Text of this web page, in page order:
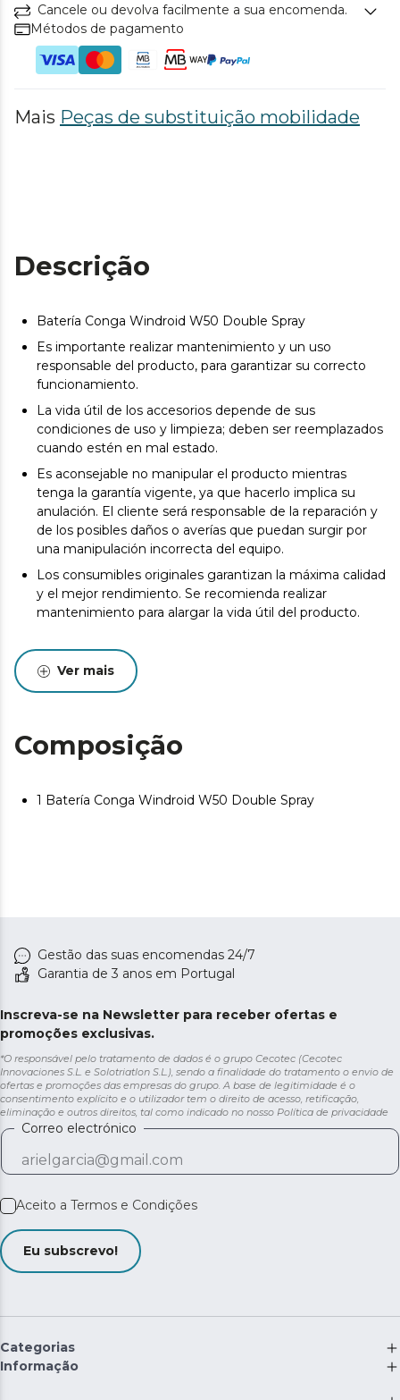
Cancele ou devolva facilmente a sua encomenda.
Métodos de pagamento
Mais Peças de substituição mobilidade
Descrição
Batería Conga Windroid W50 Double Spray
Es importante realizar mantenimiento y un uso
responsable del producto, para garantizar su correcto
funcionamiento.
La vida útil de los accesorios depende de sus
condiciones de uso y limpieza; deben ser reemplazados
cuando estén en mal estado.
Es aconsejable no manipular el producto mientras
tenga la garantía vigente, ya que hacerlo implica su
anulación. El cliente será responsable de la reparación y
de los posibles daños o averías que puedan surgir por
una manipulación incorrecta del equipo.
Los consumibles originales garantizan la máxima calidad
y el mejor rendimiento. Se recomienda realizar
mantenimiento para alargar la vida útil del producto.
Ver mais
Composição
1 Batería Conga Windroid W50 Double Spray
Gestão das suas encomendas 24/7
Garantia de 3 anos em Portugal
Inscreva-se na Newsletter para receber ofertas e
promoções exclusivas.
*O responsável pelo tratamento de dados é o grupo Cecotec (Cecotec
Innovaciones S.L. e Solotriatlon S.L.), sendo a finalidade do tratamento o envio de
ofertas e promoções das empresas do grupo. A base de legitimidade é o
consentimento explícito e o utilizador tem o direito de acesso, retificação,
eliminação e outros direitos, tal como indicado no nosso Política de privacidade
Correo electrónico
Aceito a Termos e Condições
Eu subscrevo!
Categorias
Informação